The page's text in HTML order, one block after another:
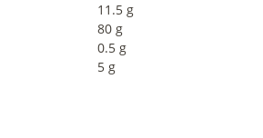
11.5 g
80 g
0.5 g
5 g